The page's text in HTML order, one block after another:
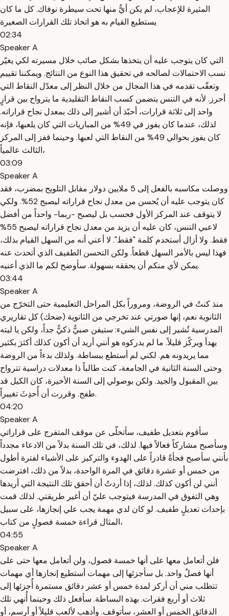
المثيرة للإعجاب، لم يكن أيٌّ منها تحت سيطرة نوفاك. كل ما كان
يستطيع القيام به هو اتخاذ تلك القرارات الصغيرة
02:34
Speaker A
التي كان يتوجب عليه أن يتخذها بشكل صائب خلال مسيرته لكي يغيّر
نسب الاحتمالات لصالحه في تحقيق هذا النوع من النتائج. ويمكننا تقييم
وتعقّب تقدمه في هذا المجال من خلال النظر إلى معدّل النقاط التي
أحرز. لأنه في التنس يتضمن كسب النقاط التقليدية ما يترواح بين قرارٍ
واحد إلى ثلاثة قرارات، أحبّذ أن أشير إلى ذلك بمعدل نجاح قراراته.
لذلك، عندما كان يفوز في 49% من المباريات التي كان يلعبها، فإنه
كان يفوز بحوالي 49% من النقاط التي لعبها. وحينما قفز إلى المركز
الثالث عالمياً،
03:09
Speaker A
ووصلت مكاسبه بالفعل إلى 5 ملايين دولار مقابل التلويح بمضرب، فقد
كان يتوجب عليه أن يُحسن من معدل نجاح قراراته ليصبح 52%. ولكي
لا يتوقف عند المركز الأول فحسب بل ليصبح -ربما- واحداً من أفضل
لاعبي التنس، كان عليه أن يزيد من معدل نجاح قراراته ليصبح 55%
فقط. ولا أزال أستخدم كلمة "فقط". لا أعني أنه من السهل القيام بذلك،
فهذا ليس بالأمر السهل قطعاً. ولكن التحسن الطفيف الذي أتحدث عنه
يمكن لأي منكم أن يحققه بسهولة. سأوضح لكم ما الذي أعنيه.
03:44
Speaker A
منذ كنتُ في الروضة، ومروراً بكل المراحل التعليمية حتى التخرّج من
الثانوية نعم، إنها صورتي عند تخرجي من الثانوية (ضحك) كل تقاريري
المدرسية تُشير إلى نفس الشيء: ستيفن صبيٌّ ذكيٌّ جداً، ولكن يا ليته
يهدأ ويركّز قليلاً. ما لم يدركوه هو أنني أريد أن أكون كذلك أكثرَ بكثير
مما يريدونه هم. لكني لم أستطع ببساطة. ولذلك بدءاً من الروضة
وحتى السنة الثانية في الجامعة، كنت طالباً ذا معدلات دراسية تترواح
بين المقبول والجيد. ولكن بوصولي إلى السنة الأخيرة، كان الكيل قد
طفح. وقررت أن أُحدِثَ تغييراً.
04:20
Speaker A
سأقوم بتعديل طفيف، سأتخلّى عن موقف المتفرج على قراراتي
وسأصبح مشاركاً فعالاً فيها. لذلك، في تلك السنة بدلاً من الادعاء مجدداً
بأنني سأصبح فجأةً قادراً على الهدوء والتركيز على الأشياء لفترة أطول
من خمس أو عشرة دقائق في المرة الواحدة، بدلاً من ذلك، افترضت
أنني لن أكون كذلك. لذلك، إذا أردتُ أن أحقق تلك النتيجة التي أريدها
وهي التفوق في المدرسة فيتوجب عليّ أن أغير طريقتي. لذلك قمت
بإحداث تعديلٍ طفيف. لو كان لدي مهمة يجب علي إنجازها، على سبيل
المثال قراءة خمسة فصولٍ من كتاب،
04:55
Speaker A
فلن أتعامل معها على أنها خمسة فصول، ولن أتعامل معها حتى على
أنها فصلٌ واحد. بل سأجزئها إلى مهمات أستطيع إنجازها أي مهمات
تتطلب مني أن أركز لمدة خمس أو عشر دقائق مستمرة أُجزئها إلى
ثلاث أو أربع فقرات. بهذه البساطة. سأفعل ذلك وحينما أُنهي تلك
الدقائق الخمس أو العشر، سأتوقف. وأذهب لألعب قليلاً أو أرسم، أو